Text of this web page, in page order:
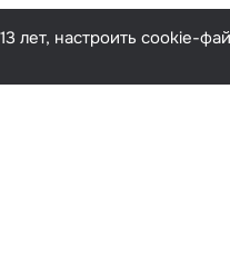
Русский
лет, настроить cookie-